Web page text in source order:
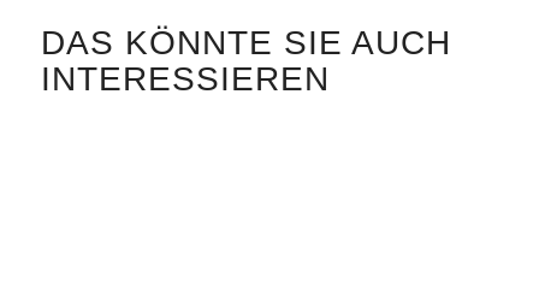
DAS KÖNNTE SIE AUCH
INTERESSIEREN